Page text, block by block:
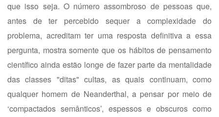
que isso seja. O número assombroso de pessoas que,
antes de ter percebido sequer a complexidade do
problema, acreditam ter uma resposta definitiva a essa
pergunta, mostra somente que os hábitos de pensamento
científico ainda estão longe de fazer parte da mentalidade
das classes "ditas" cultas, as quais continuam, como
qualquer homem de Neanderthal, a pensar por meio de
‘compactados semânticos’, espessos e obscuros como